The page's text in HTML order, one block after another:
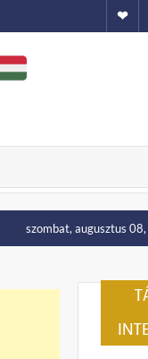
felállítását!
szombat, augusztus